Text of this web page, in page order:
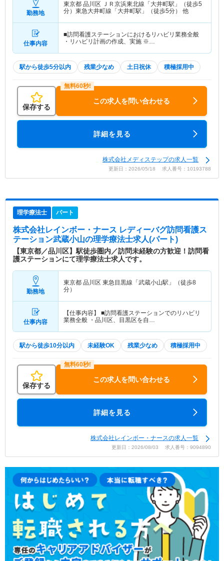
勤務地
東京都 品川区 ＪＲ京浜東北線「大井町駅」（徒歩5
分）東急大井町線「大井町駅」（徒歩5分） 他
仕事内容
■訪問看護ステーションにおけるリハビリ業務全般
・リハビリ計画の作成、実施 ※…
駅から徒歩5分以内 残業少なめ 土日祝休 積極採用中
保存する
この求人を問い合わせる
詳細を見る
株式会社メディステップの求人一覧
更新日：2026/05/18 求人番号：10193788
理学療法士 パート
株式会社レインボー・ナース レディーバグ訪問看護ス
テーション武蔵小山の理学療法士求人(パート)
【東京都／品川区】駅徒歩圏内／訪問未経験の方歓迎！訪問看
護ステーションにて理学療法士求人です。
勤務地
東京都 品川区 東急目黒線「武蔵小山駅」（徒歩8
分）
仕事内容
【仕事内容】 ■訪問看護ステーションでのリハビリ
業務全般 ・品川区、目黒区を自…
駅から徒歩10分以内 未経験OK 残業少なめ 積極採用中
保存する
この求人を問い合わせる
詳細を見る
株式会社レインボー・ナースの求人一覧
更新日：2026/08/03 求人番号：9094890